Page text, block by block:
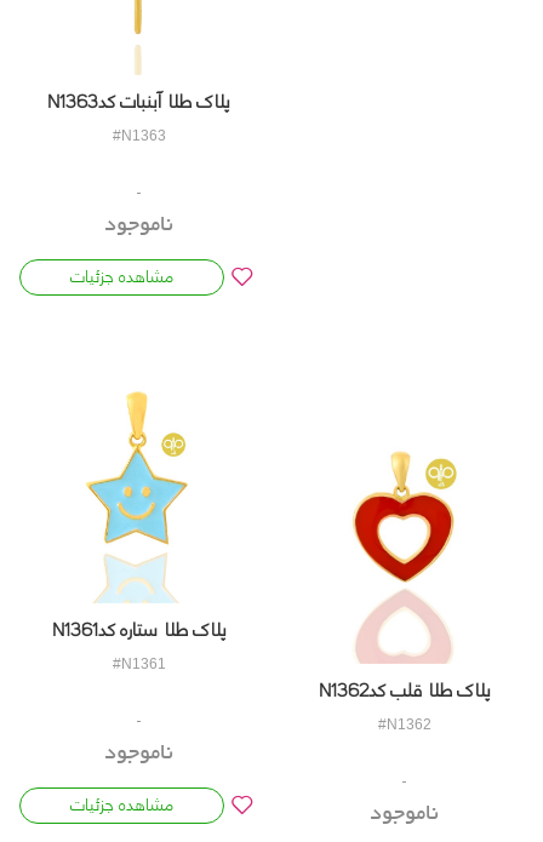
پلاک طلا آبنبات کدN1363
#N1363
ناموجود
مشاهده جزئیات
پلاک طلا قلب کدN1362
#N1362
ناموجود
پلاک طلا ستاره کدN1361
#N1361
ناموجود
مشاهده جزئیات